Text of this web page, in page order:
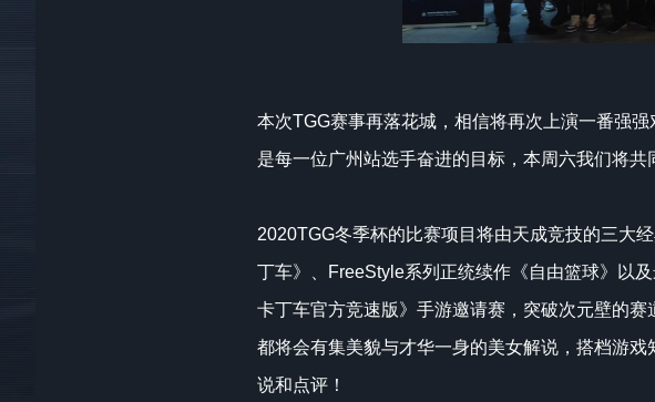
本次TGG赛事再落花城，相信将再次上演一番强
是每一位广州站选手奋进的目标，本周六我们将共
2020TGG冬季杯的比赛项目将由天成竞技的三大
丁车》、FreeStyle系列正统续作《自由篮球》以
卡丁车官方竞速版》手游邀请赛，突破次元壁的
都将会有集美貌与才华一身的美女解说，搭档游
说和点评！